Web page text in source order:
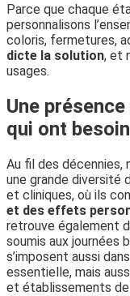
Parce que chaque
personnalisons
coloris, fermetures,
dicte la solution, et
usages.
Une
qui ont
Au fil des décennies,
une grande diversité
et cliniques, où ils
et des effets
retrouve également
soumis aux journées
s’imposent aussi
essentielle, mais
et établissements de